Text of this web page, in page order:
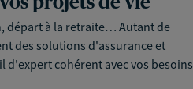
départ à la retraite… Autant de
des solutions d'assurance et
d'expert cohérent avec vos besoins